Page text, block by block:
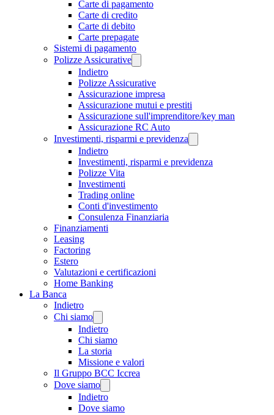
Carte di pagamento
Carte di credito
Carte di debito
Carte prepagate
Sistemi di pagamento
Polizze Assicurative
Indietro
Polizze Assicurative
Assicurazione impresa
Assicurazione mutui e prestiti
Assicurazione sull'imprenditore/key man
Assicurazione RC Auto
Investimenti, risparmi e previdenza
Indietro
Investimenti, risparmi e previdenza
Polizze Vita
Investimenti
Trading online
Conti d'investimento
Consulenza Finanziaria
Finanziamenti
Leasing
Factoring
Estero
Valutazioni e certificazioni
Home Banking
La Banca
Indietro
Chi siamo
Indietro
Chi siamo
La storia
Missione e valori
Il Gruppo BCC Iccrea
Dove siamo
Indietro
Dove siamo